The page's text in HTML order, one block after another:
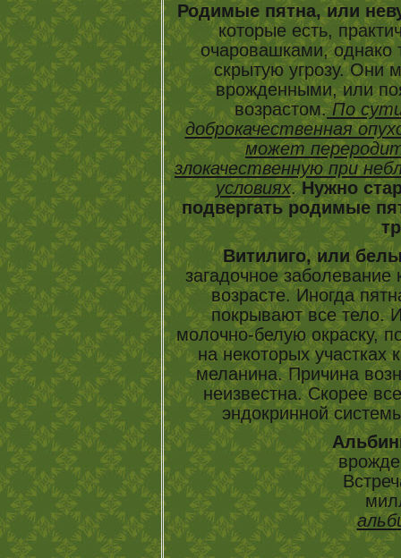
Родимые пятна, или
которые есть,
очаровашками, однако
скрытую угрозу. Они
врожденными, или
возрастом.По
доброкачественная
может
злокачественную при
условиях.Нужно
подвергать родимые
Витилиго, или
загадочное
возрасте. Иногда
покрывают все тело.
молочно-белую окраску,
на некоторых участках
меланина. Причина
неизвестна. Скорее
эндокринной